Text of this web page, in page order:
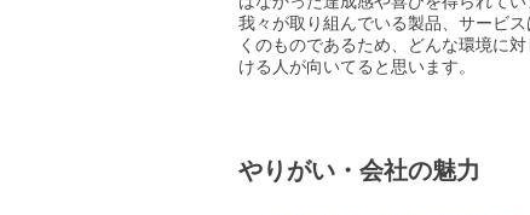
我々が取り組んでいる製品、サービ
くのものであるため、どんな環境に
ける人が向いてると思います。
やりがい・会社の魅力